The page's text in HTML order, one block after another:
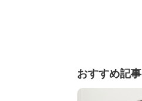
おすすめ記事